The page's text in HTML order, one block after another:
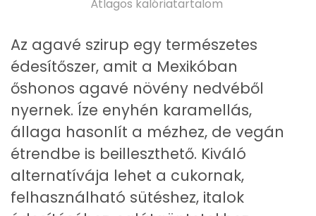
Átlagos kalóriatartalom
Az agavé szirup egy természetes
édesítőszer, amit a Mexikóban
őshonos agavé növény nedvéből
nyernek. Íze enyhén karamellás,
állaga hasonlít a mézhez, de vegán
étrendbe is beilleszthető. Kiváló
alternatívája lehet a cukornak,
felhasználható sütéshez, italok